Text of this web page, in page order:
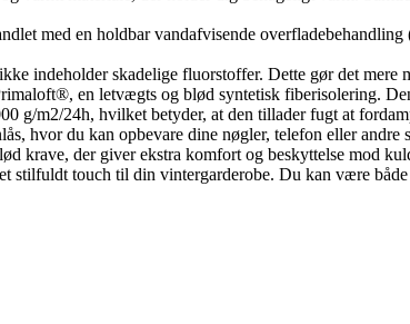
med en holdbar vandafvisende
indeholder skadelige fluorstoffer. Dette gør det mere
en letvægts og blød syntetisk fiberisolering.
g/m2/24h, hvilket betyder, at den tillader fugt at
hvor du kan opbevare dine nøgler, telefon eller andre
krave, der giver ekstra komfort og beskyttelse mod
stilfuldt touch til din vintergarderobe. Du kan være